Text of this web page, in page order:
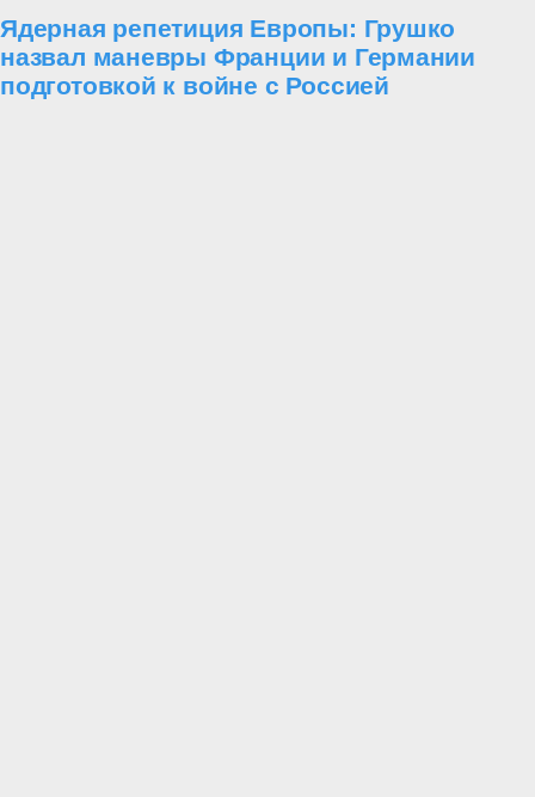
Ядерная репетиция Европы: Грушко
назвал маневры Франции и Германии
подготовкой к войне с Россией